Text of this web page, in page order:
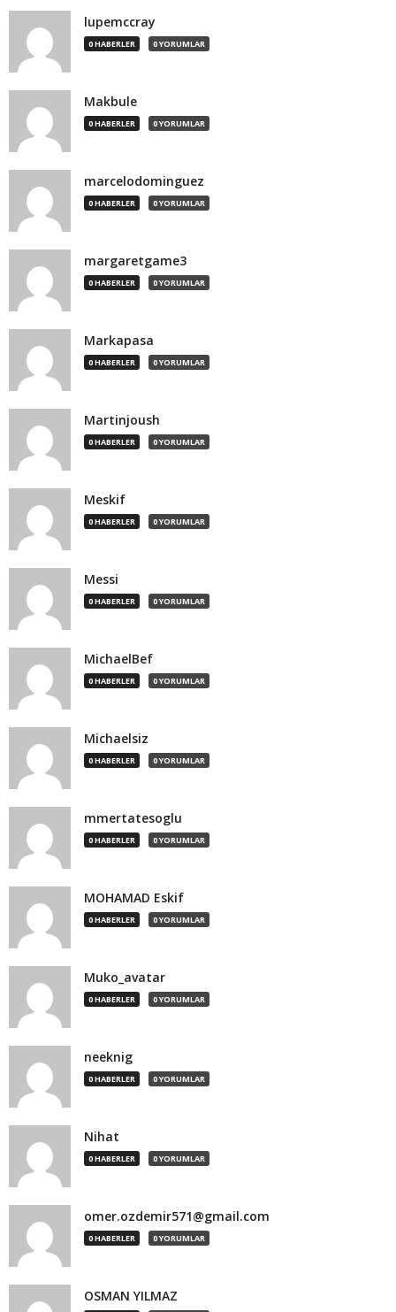
lupemccray
0 HABERLER 0 YORUMLAR
Makbule
0 HABERLER 0 YORUMLAR
marcelodominguez
0 HABERLER 0 YORUMLAR
margaretgame3
0 HABERLER 0 YORUMLAR
Markapasa
0 HABERLER 0 YORUMLAR
Martinjoush
0 HABERLER 0 YORUMLAR
Meskif
0 HABERLER 0 YORUMLAR
Messi
0 HABERLER 0 YORUMLAR
MichaelBef
0 HABERLER 0 YORUMLAR
Michaelsiz
0 HABERLER 0 YORUMLAR
mmertatesoglu
0 HABERLER 0 YORUMLAR
MOHAMAD Eskif
0 HABERLER 0 YORUMLAR
Muko_avatar
0 HABERLER 0 YORUMLAR
neeknig
0 HABERLER 0 YORUMLAR
Nihat
0 HABERLER 0 YORUMLAR
omer.ozdemir571@gmail.com
0 HABERLER 0 YORUMLAR
OSMAN YILMAZ